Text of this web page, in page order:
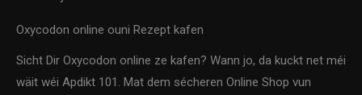
Oxycodon online ouni Rezept kafen
Sicht Dir Oxycodon online ze kafen? Wann jo, da kuckt net méi
wäit wéi Apdikt 101. Mat dem sécheren Online Shop vun